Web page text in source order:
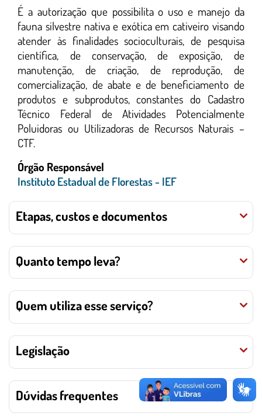
É a autorização que possibilita o uso e manejo da
fauna silvestre nativa e exótica em cativeiro visando
atender às finalidades socioculturais, de pesquisa
científica, de conservação, de exposição, de
manutenção, de criação, de reprodução, de
comercialização, de abate e de beneficiamento de
produtos e subprodutos, constantes do Cadastro
Técnico Federal de Atividades Potencialmente
Poluidoras ou Utilizadoras de Recursos Naturais –
CTF.
Órgão Responsável
Instituto Estadual de Florestas - IEF
Etapas, custos e documentos
Quanto tempo leva?
Quem utiliza esse serviço?
Legislação
Dúvidas frequentes